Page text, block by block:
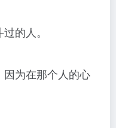
的人。
为在那个人的心